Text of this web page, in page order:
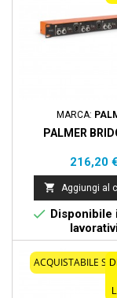
MARCA:
PALMER
Prezzo
216,20 €
 Aggiungi al
 Disponibile
ACQUISTABILE